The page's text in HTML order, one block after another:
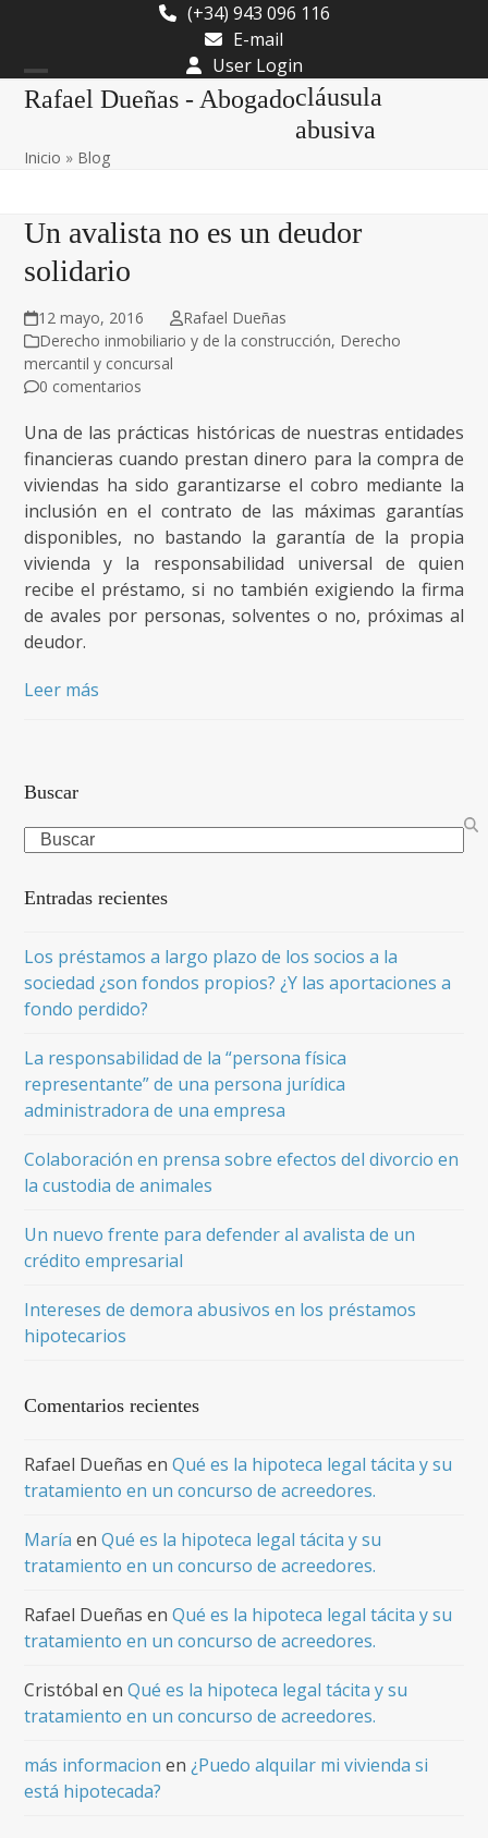
content
(+34) 943 096 116
E-mail
User Login
Rafael Dueñas - Abogado
Open
menu
Close
menu
cláusula
abusiva
Inicio » Blog
Un avalista no es un deudor
solidario
12 mayo, 2016
Rafael Dueñas
Derecho inmobiliario y de la construcción, Derecho
mercantil y concursal
0 comentarios
Una de las prácticas históricas de nuestras entidades
financieras cuando prestan dinero para la compra de
viviendas ha sido garantizarse el cobro mediante la
inclusión en el contrato de las máximas garantías
disponibles, no bastando la garantía de la propia
vivienda y la responsabilidad universal de quien
recibe el préstamo, si no también exigiendo la firma
de avales por personas, solventes o no, próximas al
deudor.
Leer más
Buscar
Search
Entradas recientes
Los préstamos a largo plazo de los socios a la
sociedad ¿son fondos propios? ¿Y las aportaciones a
fondo perdido?
La responsabilidad de la “persona física
representante” de una persona jurídica
administradora de una empresa
Colaboración en prensa sobre efectos del divorcio en
la custodia de animales
Un nuevo frente para defender al avalista de un
crédito empresarial
Intereses de demora abusivos en los préstamos
hipotecarios
Comentarios recientes
Rafael Dueñas enQué es la hipoteca legal tácita y su
tratamiento en un concurso de acreedores.
María enQué es la hipoteca legal tácita y su
tratamiento en un concurso de acreedores.
Rafael Dueñas enQué es la hipoteca legal tácita y su
tratamiento en un concurso de acreedores.
Cristóbal enQué es la hipoteca legal tácita y su
tratamiento en un concurso de acreedores.
más informacion en¿Puedo alquilar mi vivienda si
está hipotecada?